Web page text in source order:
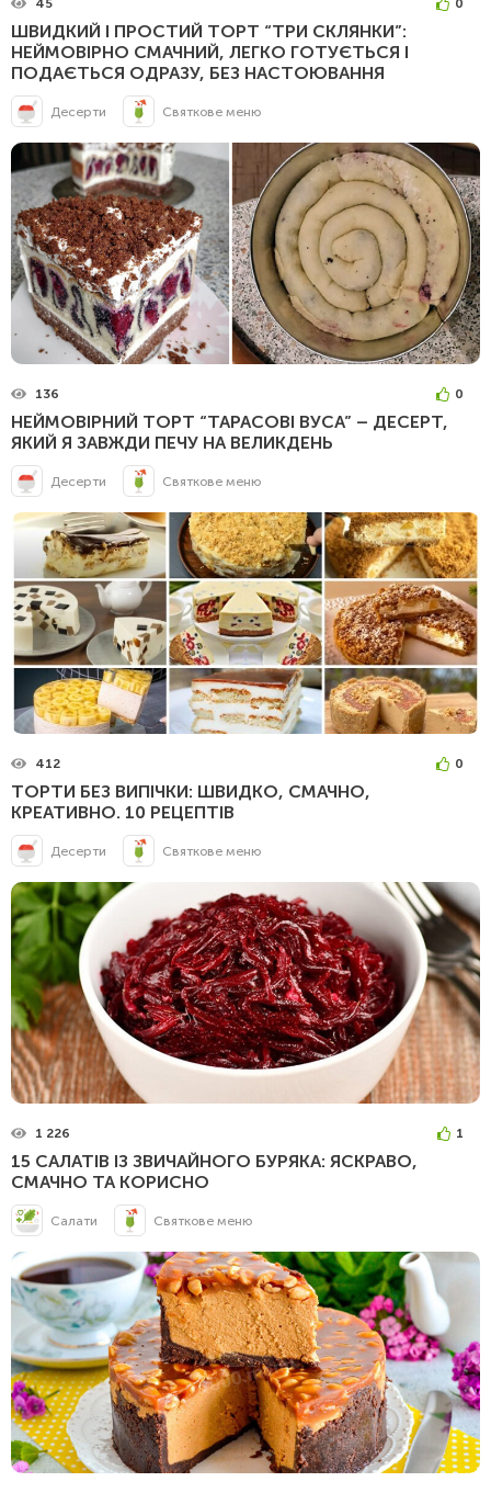
45 0
ШВИДКИЙ І ПРОСТИЙ ТОРТ “ТРИ СКЛЯНКИ”:
НЕЙМОВІРНО СМАЧНИЙ, ЛЕГКО ГОТУЄТЬСЯ І
ПОДАЄТЬСЯ ОДРАЗУ, БЕЗ НАСТОЮВАННЯ
Десерти Святкове меню
136 0
НЕЙМОВІРНИЙ ТОРТ “ТАРАСОВІ ВУСА” – ДЕСЕРТ,
ЯКИЙ Я ЗАВЖДИ ПЕЧУ НА ВЕЛИКДЕНЬ
Десерти Святкове меню
412 0
ТОРТИ БЕЗ ВИПІЧКИ: ШВИДКО, СМАЧНО,
КРЕАТИВНО. 10 РЕЦЕПТІВ
Десерти Святкове меню
1 226 1
15 САЛАТІВ ІЗ ЗВИЧАЙНОГО БУРЯКА: ЯСКРАВО,
СМАЧНО ТА КОРИСНО
Салати Святкове меню